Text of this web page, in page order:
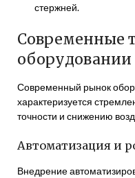
стержней.
Современные
Современный рынок
характеризуется
точности и снижению
Автоматизация и
Внедрение